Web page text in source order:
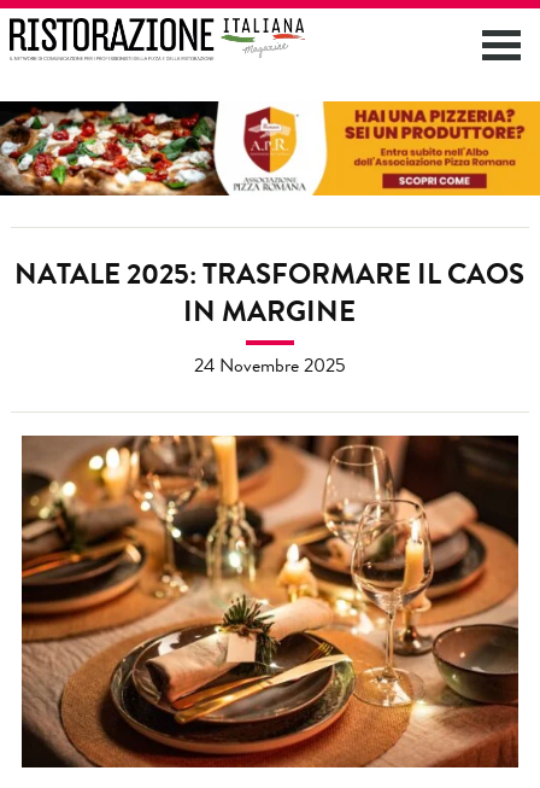
NATALE 2025: TRASFORMARE IL CAOS
IN MARGINE
24 Novembre 2025